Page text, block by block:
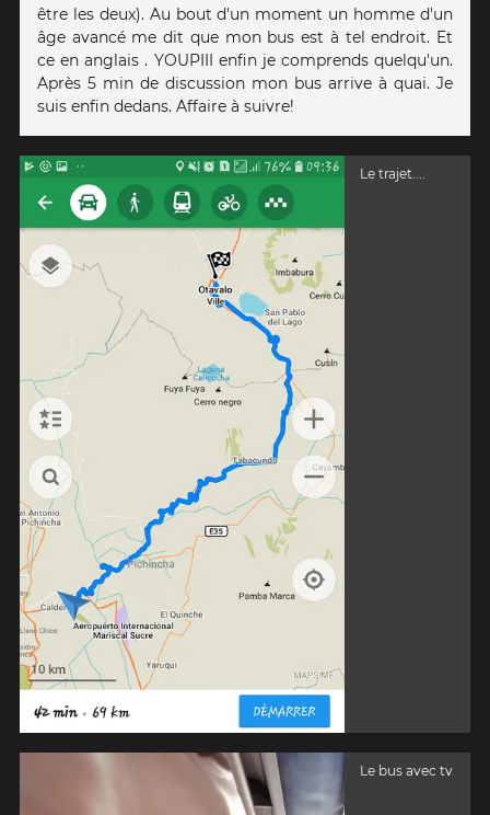
être les deux). Au bout d'un moment un homme d'un
âge avancé me dit que mon bus est à tel endroit. Et
ce en anglais . YOUPIII enfin je comprends quelqu'un.
Après 5 min de discussion mon bus arrive à quai. Je
suis enfin dedans. Affaire à suivre!
Le trajet....
Le bus avec tv